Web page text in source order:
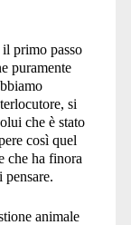
primo passo
puramente
si
che è stato
così quel
che ha finora
animale